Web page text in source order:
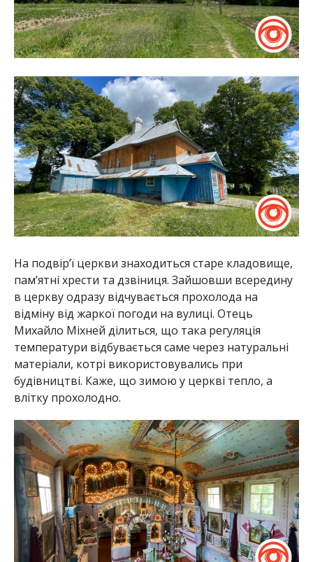
На подвір’ї церкви знаходиться старе кладовище,
пам’ятні хрести та дзвіниця. Зайшовши всередину
в церкву одразу відчувається прохолода на
відміну від жаркої погоди на вулиці. Отець
Михайло Міхней ділиться, що така регуляція
температури відбувається саме через натуральні
матеріали, котрі використовувались при
будівництві. Каже, що зимою у церкві тепло, а
влітку прохолодно.